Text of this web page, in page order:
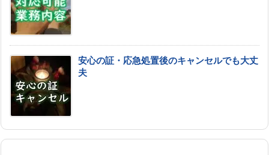
安心の証・応急処置後のキャンセルでも大丈
夫